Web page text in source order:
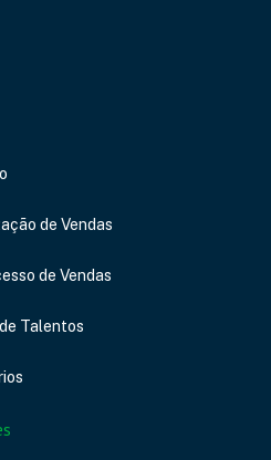
de Vendas
de Vendas
Talentos